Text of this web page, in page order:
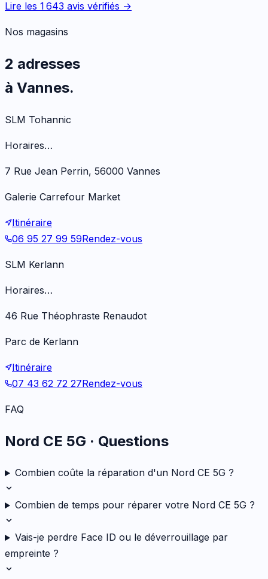
Lire les 1 643 avis vérifiés →
Nos magasins
2 adresses
à Vannes.
SLM Tohannic
Horaires…
7 Rue Jean Perrin, 56000 Vannes
Galerie Carrefour Market
Itinéraire
06 95 27 99 59Rendez-vous
SLM Kerlann
Horaires…
46 Rue Théophraste Renaudot
Parc de Kerlann
Itinéraire
07 43 62 72 27Rendez-vous
FAQ
Nord CE 5G · Questions
Combien coûte la réparation d'un Nord CE 5G ?
Combien de temps pour réparer votre Nord CE 5G ?
Vais-je perdre Face ID ou le déverrouillage par
empreinte ?